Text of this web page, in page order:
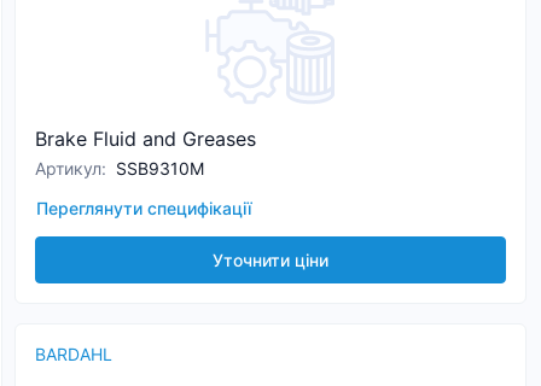
Brake Fluid and Greases
Артикул: SSB9310M
Переглянути специфікації
Уточнити ціни
BARDAHL